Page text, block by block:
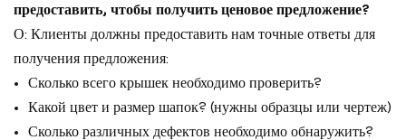
предоставить, чтобы получить ценовое предложение?
О: Клиенты должны предоставить нам точные ответы для
получения предложения:
Сколько всего крышек необходимо проверить?
Какой цвет и размер шапок? (нужны образцы или чертеж)
Сколько различных дефектов необходимо обнаружить?